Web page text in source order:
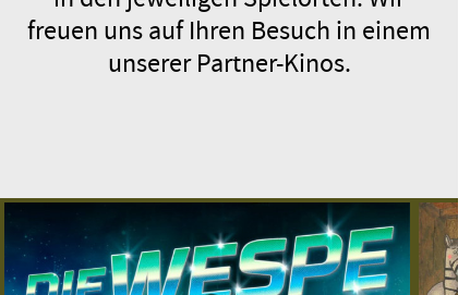
freuen uns auf Ihren Besuch in einem
unserer Partner-Kinos.